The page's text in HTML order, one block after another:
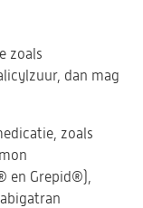
zoals
dan mag
zoals
en Grepid®),